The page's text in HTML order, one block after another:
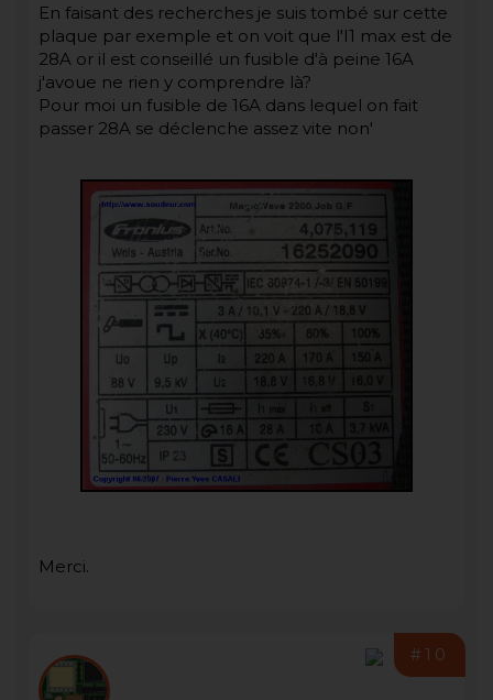
En faisant des recherches je suis tombé sur cette
plaque par exemple et on voit que l'I1 max est de
28A or il est conseillé un fusible d'à peine 16A
j'avoue ne rien y comprendre là?
Pour moi un fusible de 16A dans lequel on fait
passer 28A se déclenche assez vite non'
Merci.
#10